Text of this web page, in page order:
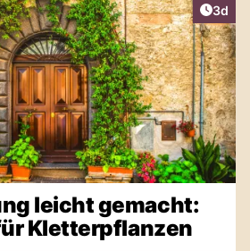
3d
leicht gemacht:
Kletterpflanzen